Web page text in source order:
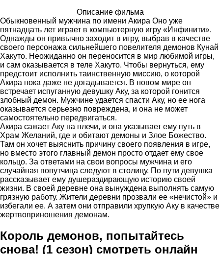
Описание фильма
Обыкновенный мужчина по имени Акира Оно уже
пятнадцать лет играет в компьютерную игру «Инфинити».
Однажды он привычно заходит в игру, выбрав в качестве
своего персонажа сильнейшего повелителя демонов Кунай
Хакуто. Неожиданно он переносится в мир любимой игры,
и сам оказывается в теле Хакуто. Чтобы вернуться, ему
предстоит исполнить таинственную миссию, о которой
Акира пока даже не догадывается. В новом мире он
встречает испуганную девушку Аку, за которой гонится
злобный демон. Мужчине удается спасти Аку, но ее нога
оказывается серьезно повреждена, и она не может
самостоятельно передвигаться.
Акира сажает Аку на плечи, и она указывает ему путь в
Храм Желаний, где и обитают демоны и Злое Божество.
Там он хочет выяснить причину своего появления в игре,
но вместо этого главный демон просто отдает ему свое
кольцо. За ответами на свои вопросы мужчина и его
случайная попутчица следуют в столицу. По пути девушка
рассказывает ему душераздирающую историю своей
жизни. В своей деревне она вынуждена выполнять самую
грязную работу. Жители деревни прозвали ее «нечистой» и
избегали ее. А затем они отправили хрупкую Аку в качестве
жертвоприношения демонам.
Король демонов, попытайтесь
снова! (1 сезон) смотреть онлайн